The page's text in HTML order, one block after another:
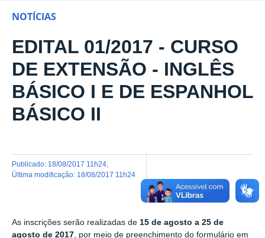
NOTÍCIAS
EDITAL 01/2017 - CURSO
DE EXTENSÃO - INGLÊS
BÁSICO I E DE ESPANHOL
BÁSICO II
publicado: 18/08/2017 11h24
última modificação: 18/08/2017 11h24
As inscrições serão realizadas de 15 de agosto a 25 de
agosto de 2017 , por meio de preenchimento do formulário em